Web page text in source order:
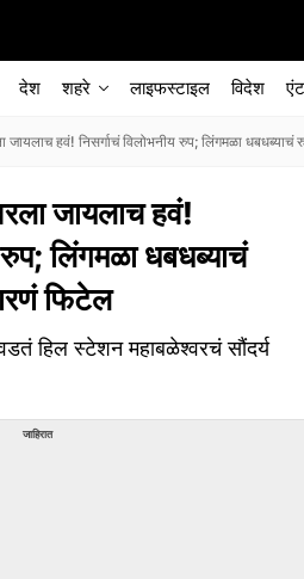
देश शहरे लाइफस्टाइल विदेश
हवं! निसर्गाचं विलोभनीय रुप; लिंगमळा धबधब्याचं
जायलाच हवं!
रुप; लिंगमळा धबधब्याचं
फिटेल
हिल स्टेशन महाबळेश्वरचं सौंदर्य
जाहिरात